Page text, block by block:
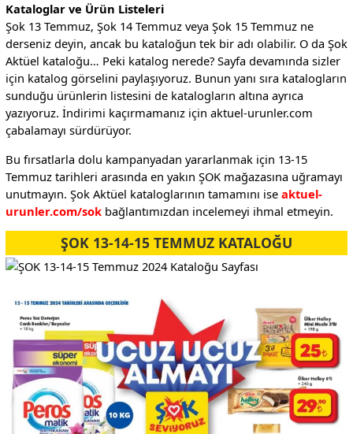
Kataloglar ve Ürün Listeleri
Şok 13 Temmuz, Şok 14 Temmuz veya Şok 15 Temmuz ne
derseniz deyin, ancak bu kataloğun tek bir adı olabilir. O da Şok
Aktüel kataloğu… Peki katalog nerede? Sayfa devamında sizler
için katalog görselini paylaşıyoruz. Bunun yanı sıra katalogların
sunduğu ürünlerin listesini de katalogların altına ayrıca
yazıyoruz. İndirimi kaçırmamanız için aktuel-urunler.com
çabalamayı sürdürüyor.
Bu fırsatlarla dolu kampanyadan yararlanmak için 13-15
Temmuz tarihleri arasında en yakın ŞOK mağazasına uğramayı
unutmayın. Şok Aktüel kataloglarının tamamını ise aktuel-
urunler.com/sokbağlantımızdan incelemeyi ihmal etmeyin.
ŞOK 13-14-15 TEMMUZ KATALOĞU